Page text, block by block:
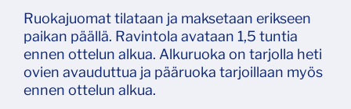
Ruokajuomat tilataan ja maksetaan erikseen
paikan päällä. Ravintola avataan 1,5 tuntia
ennen ottelun alkua. Alkuruoka on tarjolla heti
ovien avauduttua ja pääruoka tarjoillaan myös
ennen ottelun alkua.